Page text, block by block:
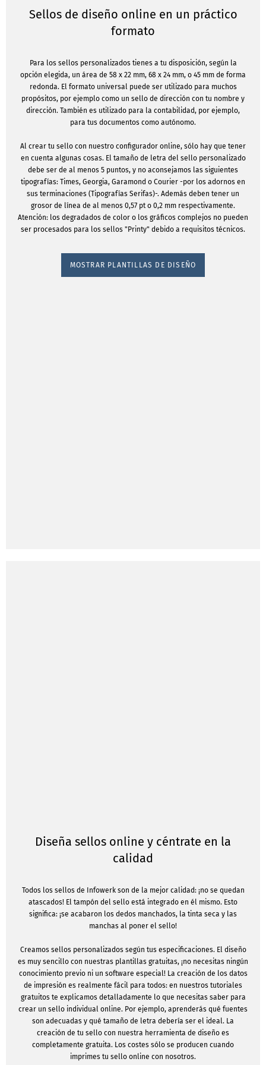
Sellos de diseño online en un práctico
formato
Para los sellos personalizados tienes a tu disposición, según la
opción elegida, un área de 58 x 22 mm, 68 x 24 mm, o 45 mm de forma
redonda. El formato universal puede ser utilizado para muchos
propósitos, por ejemplo como un sello de dirección con tu nombre y
dirección. También es utilizado para la contabilidad, por ejemplo,
para tus documentos como autónomo.
Al crear tu sello con nuestro configurador online, sólo hay que tener
en cuenta algunas cosas. El tamaño de letra del sello personalizado
debe ser de al menos 5 puntos, y no aconsejamos las siguientes
tipografías: Times, Georgia, Garamond o Courier -por los adornos en
sus terminaciones (Tipografías Serifas)-. Además deben tener un
grosor de línea de al menos 0,57 pt o 0,2 mm respectivamente.
Atención: los degradados de color o los gráficos complejos no pueden
ser procesados para los sellos "Printy" debido a requisitos técnicos.
MOSTRAR PLANTILLAS DE DISEÑO
Diseña sellos online y céntrate en la
calidad
Todos los sellos de Infowerk son de la mejor calidad: ¡no se quedan
atascados! El tampón del sello está integrado en él mismo. Esto
significa: ¡se acabaron los dedos manchados, la tinta seca y las
manchas al poner el sello!
Creamos sellos personalizados según tus especificaciones. El diseño
es muy sencillo con nuestras plantillas gratuitas, ¡no necesitas ningún
conocimiento previo ni un software especial! La creación de los datos
de impresión es realmente fácil para todos: en nuestros tutoriales
gratuitos te explicamos detalladamente lo que necesitas saber para
crear un sello individual online. Por ejemplo, aprenderás qué fuentes
son adecuadas y qué tamaño de letra debería ser el ideal. La
creación de tu sello con nuestra herramienta de diseño es
completamente gratuita. Los costes sólo se producen cuando
imprimes tu sello online con nosotros.